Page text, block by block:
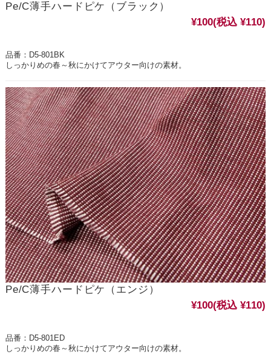
Pe/C薄手ハードピケ（ブラック）
¥100(税込 ¥110)
品番：D5-801BK
しっかりめの春～秋にかけてアウター向けの素材。
Pe/C薄手ハードピケ（エンジ）
¥100(税込 ¥110)
品番：D5-801ED
しっかりめの春～秋にかけてアウター向けの素材。